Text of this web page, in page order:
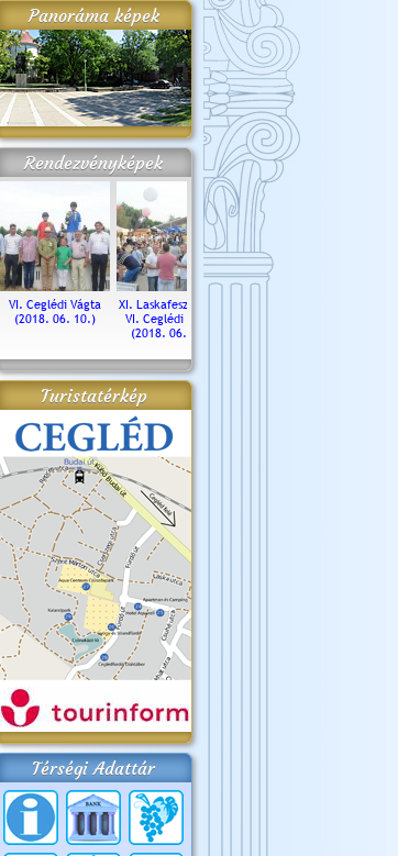
Panoráma képek
Rendezvényképek
VI. Ceglédi Vágta
(2018. 06. 10.)
XI. Laskafesztivál és
VI. Ceglédi Vágta
(2018. 06. 10.)
Turistatérkép
Térségi Adattár